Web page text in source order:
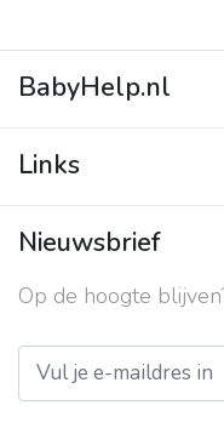
BabyHelp.nl
Vraag & Antwoord
Links
Contact
Over ons
Privacy beleid
Nieuwsbrief
Op de hoogte